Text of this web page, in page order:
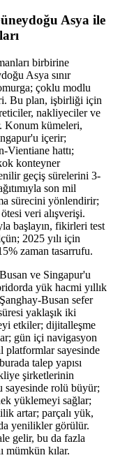
Asya ile
birbirine
Asya sınır
çoklu modlu
Bu plan, işbirliği için
nakliyeciler ve
Konum kümeleri,
içerir;
Vientiane hattı;
konteyner
geçiş sürelerini 3-
son mil
sürecini yönlendirir;
veri alışverişi.
başlayın, fikirleri test
2025 yılı için
zaman tasarrufu.
ve Singapur'u
yük hacmi yıllık
Busan sefer
yaklaşık iki
etkiler; dijitalleşme
gün içi navigasyon
platformlar sayesinde
talep yapısı
şirketlerinin
sayesinde rolü büyür;
yüklemeyi sağlar;
artar; parçalı yük,
yenilikler görülür.
gelir, bu da fazla
mümkün kılar.